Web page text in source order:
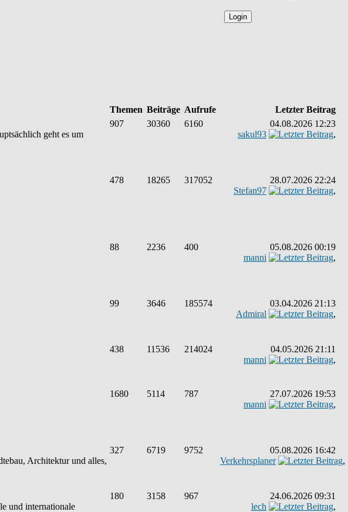
Themen Beiträge Aufrufe
Letzter Beitrag
geht es um
907 30360 6160
04.08.2026 12:23
sakul93
,
478 18265 317052
28.07.2026 22:24
Stefan97
,
88 2236 400
05.08.2026 00:19
manni
,
99 3646 185574
03.04.2026 21:13
Admiral
,
438 11536 214024
04.05.2026 21:11
manni
,
1680 5114 787
27.07.2026 19:53
manni
,
Architektur und alles,
327 6719 9752
05.08.2026 16:42
Verkehrsplaner
,
und internationale
180 3158 967
24.06.2026 09:31
lech
,